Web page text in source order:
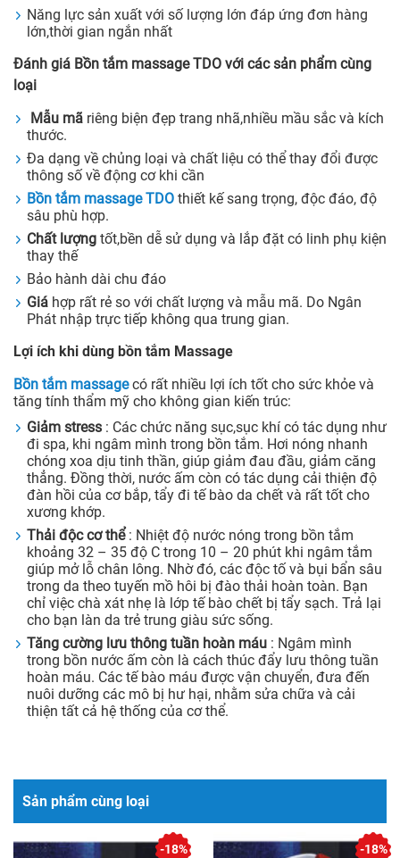
Năng lực sản xuất với số lượng lớn đáp ứng đơn hàng
lớn,thời gian ngắn nhất
Đánh giá Bồn tắm massage TDO với các sản phẩm cùng
loại
Mẫu mã riêng biện đẹp trang nhã,nhiều mầu sắc và kích
thước.
Đa dạng về chủng loại và chất liệu có thể thay đổi được
thông số về động cơ khi cần
Bồn tắm massage TDO thiết kế sang trọng, độc đáo, độ
sâu phù hợp.
Chất lượng tốt,bền dễ sử dụng và lắp đặt có linh phụ kiện
thay thế
Bảo hành dài chu đáo
Giá hợp rất rẻ so với chất lượng và mẫu mã. Do Ngân
Phát nhập trực tiếp không qua trung gian.
Lợi ích khi dùng bồn tắm Massage
Bồn tắm massagecó rất nhiều lợi ích tốt cho sức khỏe và
tăng tính thẩm mỹ cho không gian kiến trúc:
Giảm stress : Các chức năng sục,sục khí có tác dụng như
đi spa, khi ngâm mình trong bồn tắm. Hơi nóng nhanh
chóng xoa dịu tinh thần, giúp giảm đau đầu, giảm căng
thẳng. Đồng thời, nước ấm còn có tác dụng cải thiện độ
đàn hồi của cơ bắp, tẩy đi tế bào da chết và rất tốt cho
xương khớp.
Thải độc cơ thể: Nhiệt độ nước nóng trong bồn tắm
khoảng 32 – 35 độ C trong 10 – 20 phút khi ngâm tắm
giúp mở lỗ chân lông. Nhờ đó, các độc tố và bụi bẩn sâu
trong da theo tuyến mồ hôi bị đào thải hoàn toàn. Bạn
chỉ việc chà xát nhẹ là lớp tế bào chết bị tẩy sạch. Trả lại
cho bạn làn da trẻ trung giàu sức sống.
Tăng cường lưu thông tuần hoàn máu : Ngâm mình
trong bồn nước ấm còn là cách thúc đẩy lưu thông tuần
hoàn máu. Các tế bào máu được vận chuyển, đưa đến
nuôi dưỡng các mô bị hư hại, nhằm sửa chữa và cải
thiện tất cả hệ thống của cơ thể.
Sản phẩm cùng loại
-18% -18%